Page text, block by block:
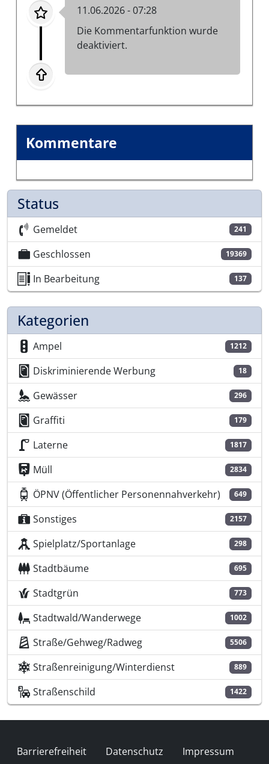
11.06.2026 - 07:28
Die Kommentarfunktion wurde
deaktiviert.
Kommentare
Status
Gemeldet 241
Geschlossen 19369
In Bearbeitung 137
Kategorien
Ampel 1212
Diskriminierende Werbung 18
Gewässer 296
Graffiti 179
Laterne 1817
Müll 2834
ÖPNV (Öffentlicher Personennahverkehr) 649
Sonstiges 2157
Spielplatz/Sportanlage 298
Stadtbäume 695
Stadtgrün 773
Stadtwald/Wanderwege 1002
Straße/Gehweg/Radweg 5506
Straßenreinigung/Winterdienst 889
Straßenschild 1422
Fußzeile
Barrierefreiheit Datenschutz Impressum